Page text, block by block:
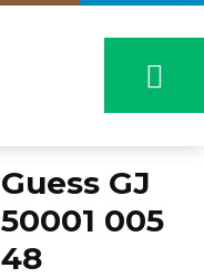
Guess GJ
50001 005
48